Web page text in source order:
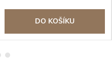
DO KOŠÍKU